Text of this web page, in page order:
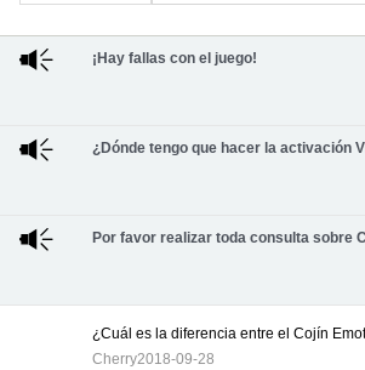
¡Hay fallas con el juego!
¿Dónde tengo que hacer la activación
Por favor realizar toda consulta sobre
¿Cuál es la diferencia entre el Cojín
Cherry2018-09-28